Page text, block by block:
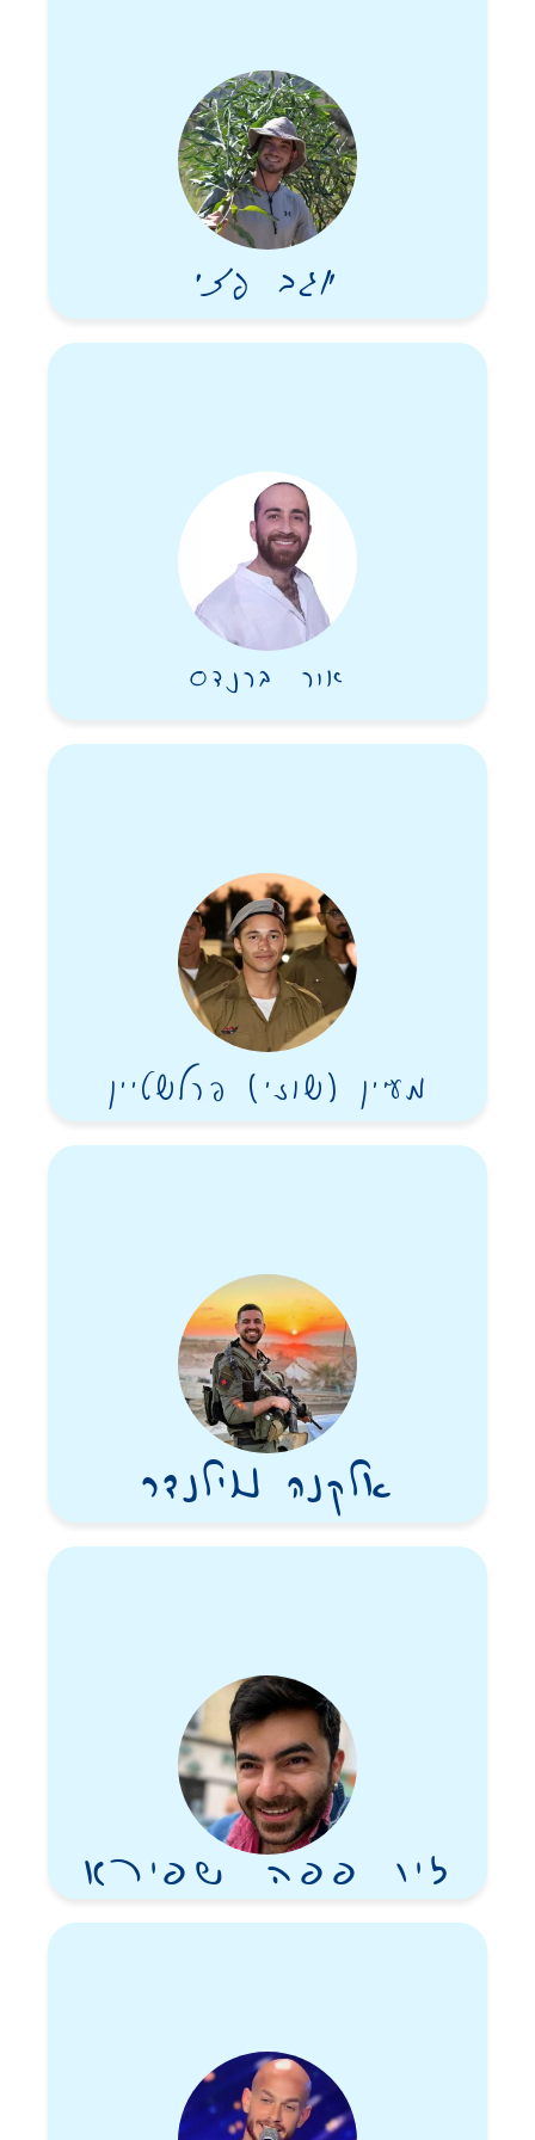
נשארים כאן מעשיו הטובים והמידות הטובות שלו ואם כל אחד יקח
משהו מהן, זה יהיה כמו להעביר את הצוואה והמורשת שלו על מנת
את המידה הראשונה שלו אפשר לתמצת במשפט שאפיין את כל מהלך
חייו: “תהיה חד ורפוי”. הוא היה יסודי ומכוון מטרה בכל דבר שעשה.
בעת שחבריו בילו במועדונים הוא הסתגר בחדר עם ספרי כלכלה
שריתקו אותו. כבר אז ידע מה הוא רוצה להיות כשיהיה גדול. המפקד
שלו סיפר שברק לא יצא ממשימה לפני שבדק בסבלנות אין קץ כל חוט
בשמחה את כל ההפסקה שלהם כדי לקבל תדריך מברק שלא ויתר על
לצד זה הוא תמיד אמר: תהיה רפוי. כלומר אם עשית את הכל כהלכה,
עכשיו תוריד מתח ותהיה מחוייך. בסרטונים שקיבלנו לפני משימות
של הצוות בעזה, רואים את ברק אוחז בנשק כאילו היה גיטרה ושר
עליו שהוא אחד הלוחמים הכי מקצועיים שיש. בחיים האמיתיים הוא
היה אנליסט והכי לא לוחם . אבל ב-7.10 כשהתגייס למילואים, זו
המידה השניה הבולטת שלו הייתה ענווה. לצד היותו מוכשר, ידען
ומצליח הוא שמר תמיד על ענווה. התכונה הזאת שבתה את ליבם של
במהלך השנים גילינו בכל מיני דרכים תעודות הצטיינות שלו מכל
תחנות חייו או שמענו מאחרים. בסוף המסלול בסיירת גבעתי, כשישבנו
בקהל נדהמנו לגלות שנבחר למצטיין המסלול. הוא עלה נבוך וסמוק
לבמה. התרחק תמיד מאור הזרקורים.
את המידה השלישית שלו היטיב לתאר חברו הטוב מילדות: “בעיניך
הטובות אין אדם שלא ראית”. ובאמת רבים דיברו על עיניו הטובות.
ברק ראה כל אחד אבל בעיקר את אלו שהזדקקו לכך למישהו יראה
אותם. שמענו עשרות סיפורים מילדותו ועד לבגרותו על החבר הביישן
לארוחות שישי, ודירבן אותו כשהיה קשה. על החברה החדשה לעבודה
ברק ראה את כוווולם, הושיט להם יד והוביל למרכז ואם היה צורך, יצא
איתם מחוץ למעגל. העיקר שירגישו שייכים וראויים.
הוא האיר את העולם בטוב בשנים שחי ואנו תקווה שאורו יישאר לנצח
באמצעות אותם אנשים שאיתם עשה חסד קטן או גדול.
יוגב פזי
אור ברנדס
מעיין (שוזי) פרלשטיין
אלקנה נוילנדר
זיו פפה שפירא